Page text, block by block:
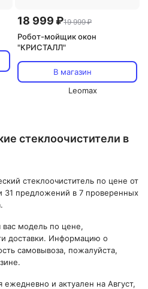
18 999 ₽19 999 ₽
Робот-мойщик oкон
"КРИСТАЛЛ"
В магазин
Leomax
стеклоочистители в
стеклоочиститель по цене от
31 предложений в 7 проверенных
модель по цене,
доставки. Информацию о
самовывоза, пожалуйста,
ежедневно и актуален на Август,